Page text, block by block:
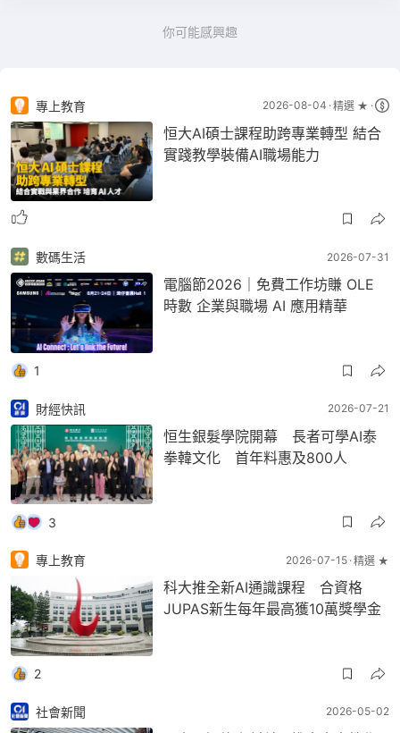
你可能感興趣
專上教育 2026-08-04 精選 ★
恒大AI碩士課程助跨專業轉型 結合
實踐教學裝備AI職場能力
數碼生活 2026-07-31
電腦節2026｜免費工作坊賺 OLE
時數 企業與職場 AI 應用精華
1
財經快訊 2026-07-21
恒生銀髮學院開幕 長者可學AI泰
拳韓文化 首年料惠及800人
3
專上教育 2026-07-15 精選 ★
科大推全新AI通識課程 合資格
JUPAS新生每年最高獲10萬獎學金
2
社會新聞 2026-05-02